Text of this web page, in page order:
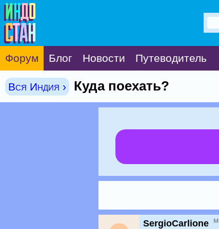
Форум Блог Новости Путеводитель
Вся Индия › Куда поехать?
SergioCarlione м